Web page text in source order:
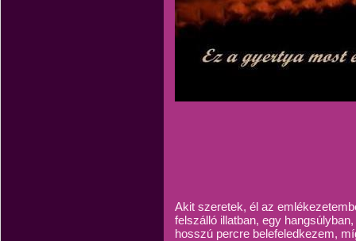
Akit szeretek, él az
felszálló illatban, egy
hosszú percre belefeledkezem,